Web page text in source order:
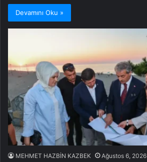
Devamını Oku »
MEHMET HAZBİN KAZBEK Ağustos 6, 2026